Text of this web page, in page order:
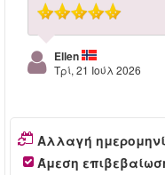
Ellen
Τρί, 21 Ιούλ 2026
Αλλαγή
Άμεση